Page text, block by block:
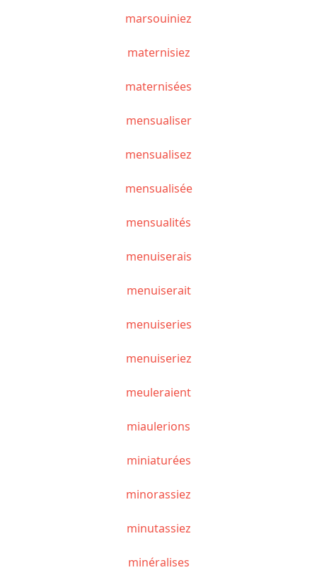
marsouiniez
maternisiez
maternisées
mensualiser
mensualisez
mensualisée
mensualités
menuiserais
menuiserait
menuiseries
menuiseriez
meuleraient
miaulerions
miniaturées
minorassiez
minutassiez
minéralises